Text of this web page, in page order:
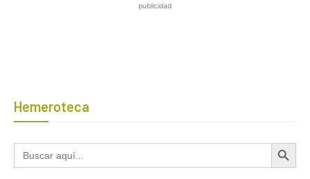
publicidad
Hemeroteca
Buscar: Botón de